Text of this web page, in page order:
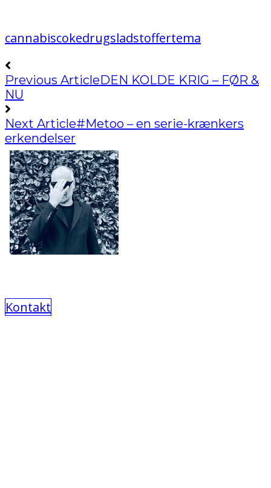
cannabiscokedrugsladstoffertema
Previous ArticleDEN KOLDE KRIG – FØR &
NU
Next Article#Metoo – en serie-krænkers
erkendelser
Kontakt